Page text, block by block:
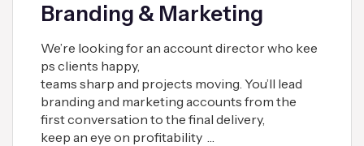
Branding & Marketing
We’re looking for an account director who kee
ps clients happy,
teams sharp and projects moving. You’ll lead
branding and marketing accounts from the
first conversation to the final delivery,
keep an eye on profitability …